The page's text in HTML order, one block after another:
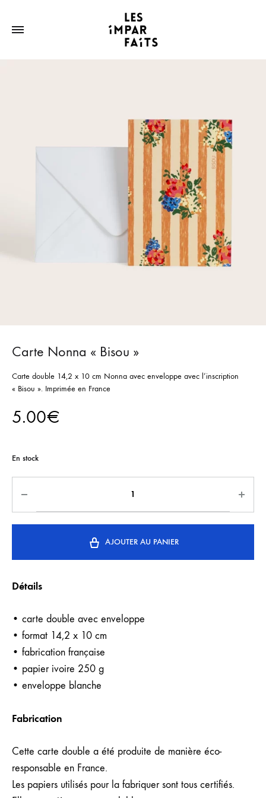
Carte Nonna « Bisou »
Carte double 14,2 x 10 cm Nonna avec enveloppe avec l’inscription
« Bisou ». Imprimée en France
5.00€
En stock
AJOUTER AU PANIER
Détails
• carte double avec enveloppe
• format 14,2 x 10 cm
• fabrication française
• papier ivoire 250 g
• enveloppe blanche
Fabrication
Cette carte double a été produite de manière éco-
responsable en France.
Les papiers utilisés pour la fabriquer sont tous certifiés.